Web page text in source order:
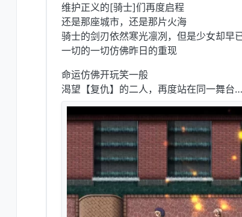
维护正义的[骑士]们再度启程
还是那座城市，还是那片火海
骑士的剑刃依然寒光凛冽，但是少女却早
一切的一切仿佛昨日的重现
命运仿佛开玩笑一般
渴望【复仇】的二人，再度站在同一舞台